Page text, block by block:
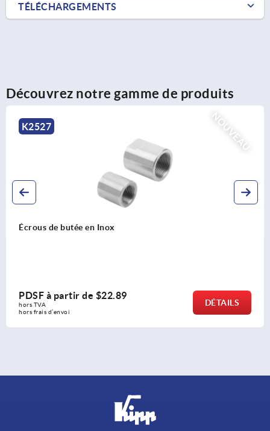
TÉLÉCHARGEMENTS
Découvrez notre gamme de produits
NOUVEAU
K2527
Écrous de butée en Inox
PDSF à partir de $22.89
hors TVA
hors frais d’envoi
DÉTAILS